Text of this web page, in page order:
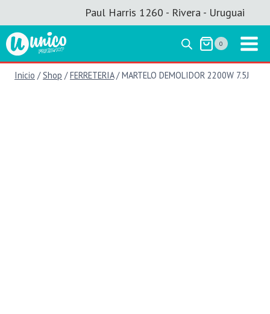
al
contenido
Paul Harris 1260 - Rivera - Uruguai
0
Inicio / Shop / FERRETERIA / MARTELO DEMOLIDOR 2200W 7.5J